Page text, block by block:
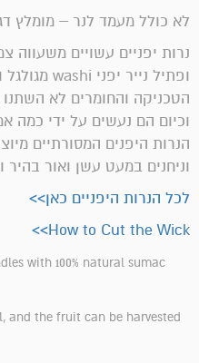
לא כולל מעמד לנר – מומלץ
נרות יפניים עשויים משעווה
ופתיל נייר יפני washi מגולגל ועטוף בצמח
הטכניקה והחומרים לא השתנו
וכיום הם נעשים על ידי כמה
הנרות היפנים המסורתיים
וניחנים במעט עשן ואור בהיר
לכל הנרות היפניים כאן>>
How to Cut the Wick>>
with 100% natural sumac
and the fruit can be harvested